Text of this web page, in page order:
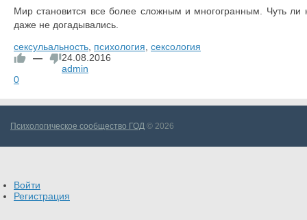
Мир становится все более сложным и многогранным. Чуть
даже не догадывались.
сексульальность психология сексология
—
24.08.2016
admin
0
Психологическое сообщество ГОД © 2026
Войти
Регистрация